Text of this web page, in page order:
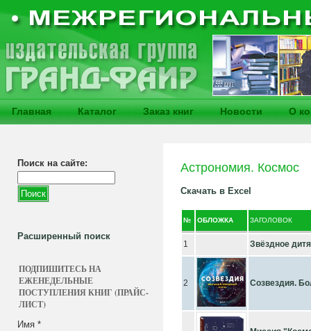
Главная Каталог Заказ книг Новости О
Поиск на сайте:
Расширенный поиск
ПОДПИШИТЕСЬ НА
ЕЖЕНЕДЕЛЬНЫЕ
ПОСТУПЛЕНИЯ КНИГ (ПРАЙС-
ЛИСТ)
Имя *
Астрономия. Космос
Скачать в Excel
№ ОБЛОЖКА ЗАГОЛОВОК
1 Звёздное
2 Созвездия.